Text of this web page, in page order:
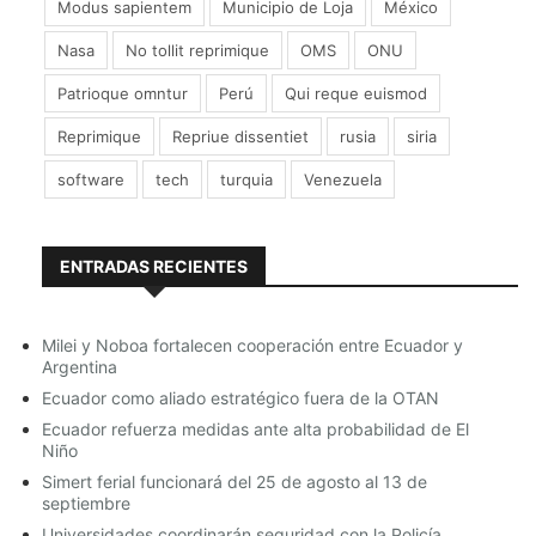
Modus sapientem Municipio de Loja México
Nasa No tollit reprimique OMS ONU
Patrioque omntur Perú Qui reque euismod
Reprimique Repriue dissentiet rusia siria
software tech turquia Venezuela
ENTRADAS RECIENTES
Milei y Noboa fortalecen cooperación entre Ecuador y
Argentina
Ecuador como aliado estratégico fuera de la OTAN
Ecuador refuerza medidas ante alta probabilidad de El
Niño
Simert ferial funcionará del 25 de agosto al 13 de
septiembre